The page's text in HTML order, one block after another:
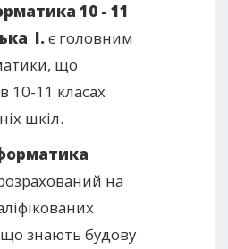
10 - 11
І.є головним
що
10-11 класах
шкіл.
на
що знають будову